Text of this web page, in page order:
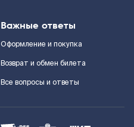
Важные ответы
Оформление и покупка
Возврат и обмен билета
Все вопросы и ответы